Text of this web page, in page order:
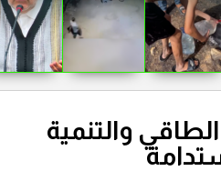
الطاقي والتنمية